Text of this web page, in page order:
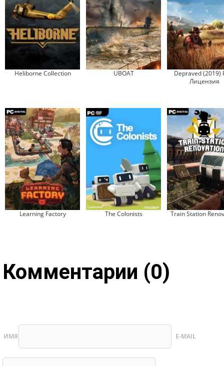
Heliborne Collection UBOAT
Depraved (2019)
Лицензия
Learning Factory The Colonists Train Station
Комментарии (0)
ИМЯ E-MAIL